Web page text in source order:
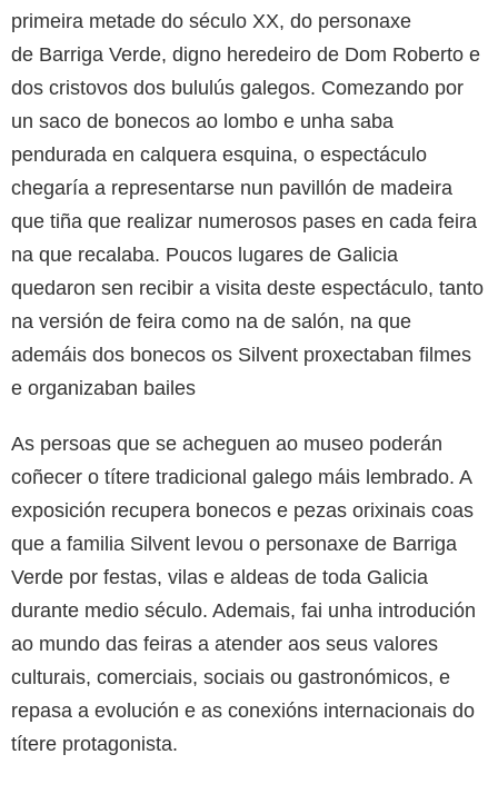
primeira metade do século XX, do personaxe
de Barriga Verde, digno heredeiro de Dom Roberto e
dos cristovos dos bululús galegos. Comezando por
un saco de bonecos ao lombo e unha saba
pendurada en calquera esquina, o espectáculo
chegaría a representarse nun pavillón de madeira
que tiña que realizar numerosos pases en cada feira
na que recalaba. Poucos lugares de Galicia
quedaron sen recibir a visita deste espectáculo, tanto
na versión de feira como na de salón, na que
ademáis dos bonecos os Silvent proxectaban filmes
e organizaban bailes
As persoas que se acheguen ao museo poderán
coñecer o títere tradicional galego máis lembrado. A
exposición recupera bonecos e pezas orixinais coas
que a familia Silvent levou o personaxe de Barriga
Verde por festas, vilas e aldeas de toda Galicia
durante medio século. Ademais, fai unha introdución
ao mundo das feiras a atender aos seus valores
culturais, comerciais, sociais ou gastronómicos, e
repasa a evolución e as conexións internacionais do
títere protagonista.